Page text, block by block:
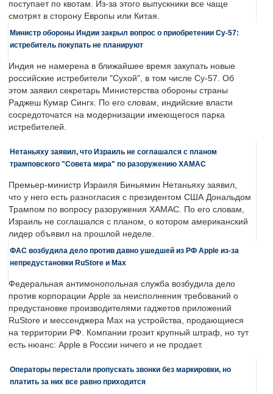
поступает по квотам. Из-за этого выпускники все чаще
смотрят в сторону Европы или Китая.
Министр обороны Индии закрыл вопрос о приобретении Су-57:
истребитель покупать не планируют
Индия не намерена в ближайшее время закупать новые
российские истребители "Сухой", в том числе Су-57. Об
этом заявил секретарь Министерства обороны страны
Раджеш Кумар Сингх. По его словам, индийские власти
сосредоточатся на модернизации имеющегося парка
истребителей.
Нетаньяху заявил, что Израиль не соглашался с планом
трамповского "Совета мира" по разоружению ХАМАС
Премьер-министр Израиля Биньямин Нетаньяху заявил,
что у него есть разногласия с президентом США Дональдом
Трампом по вопросу разоружения ХАМАС. По его словам,
Израиль не соглашался с планом, о котором американский
лидер объявил на прошлой неделе.
ФАС возбудила дело против давно ушедшей из РФ Apple из-за
непредустановки RuStore и Max
Федеральная антимонопольная служба возбудила дело
против корпорации Apple за неисполнения требований о
предустановке производителями гаджетов приложений
RuStore и мессенджера Max на устройства, продающиеся
на территории РФ. Компании грозит крупный штраф, но тут
есть нюанс: Apple в России ничего и не продает.
Операторы перестали пропускать звонки без маркировки, но
платить за них все равно приходится